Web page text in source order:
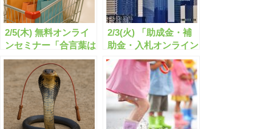
2/5(木) 無料オンライ
ンセミナー「合言葉は
助成金なう！」22分
放映始まる！
2/3(火) 「助成金・補
助金・入札オンライン
セミナー ～知らない
と損する【旬のクニモ
ノ】セミナー～」